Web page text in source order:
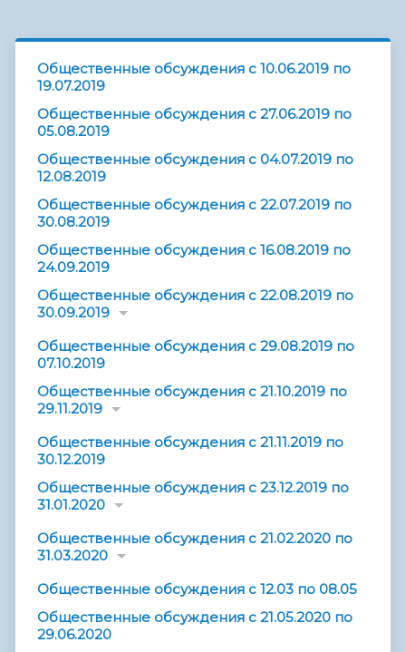
Общественные обсуждения с 10.06.2019 по
19.07.2019
Общественные обсуждения с 27.06.2019 по
05.08.2019
Общественные обсуждения с 04.07.2019 по
12.08.2019
Общественные обсуждения с 22.07.2019 по
30.08.2019
Общественные обсуждения с 16.08.2019 по
24.09.2019
Общественные обсуждения с 22.08.2019 по
30.09.2019
Общественные обсуждения с 29.08.2019 по
07.10.2019
Общественные обсуждения с 21.10.2019 по
29.11.2019
Общественные обсуждения с 21.11.2019 по
30.12.2019
Общественные обсуждения с 23.12.2019 по
31.01.2020
Общественные обсуждения с 21.02.2020 по
31.03.2020
Общественные обсуждения с 12.03 по 08.05
Общественные обсуждения с 21.05.2020 по
29.06.2020